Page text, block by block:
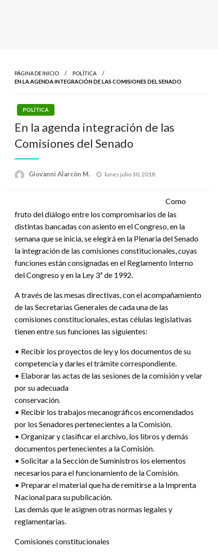
PÁGINA DE INICIO
POLÍTICA
EN LA AGENDA INTEGRACIÓN DE LAS COMISIONES DEL SENADO
POLÍTICA
En la agenda integración de las
Comisiones del Senado
Giovanni Alarcón M.
Publicado
lunes julio 30, 2018
Como
fruto del diálogo entre los compromisarios de las
distintas bancadas con asiento en el Congreso, en la
semana que se inicia, se elegirá en la Plenaria del Senado
la integración de las comisiones constitucionales, cuyas
funciones están consignadas en el Reglamento Interno
del Congreso y en la Ley 3ª de 1992.
A través de las mesas directivas, con el acompañamiento
de las Secretarias Generales de cada una de las
comisiones constitucionales, estas células legislativas
tienen entre sus funciones las siguientes:
• Recibir los proyectos de ley y los documentos de su
competencia y darles el trámite correspondiente.
• Elaborar las actas de las sesiones de la comisión y velar
por su adecuada
conservación.
• Recibir los trabajos mecanográficos encomendados
por los Senadores pertenecientes a la Comisión.
• Organizar y clasificar el archivo, los libros y demás
documentos pertenecientes a la Comisión.
• Solicitar a la Sección de Suministros los elementos
necesarios para el funcionamiento de la Comisión.
• Preparar el material que ha de remitirse a la Imprenta
Nacional para su publicación.
Las demás que le asignen otras normas legales y
reglamentarias.
Comisiones constitucionales